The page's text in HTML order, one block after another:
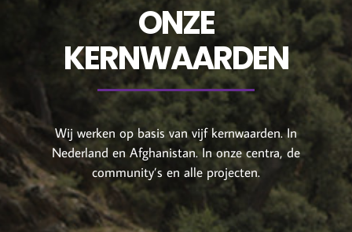
ONZE
KERNWAARDEN
Wij werken op basis van vijf kernwaarden. In
Nederland en Afghanistan. In onze centra, de
community’s en alle projecten.